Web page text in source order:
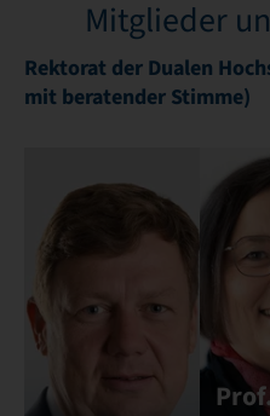
Mitglieder
Rektorat der Dualen
mit beratender Stimme)